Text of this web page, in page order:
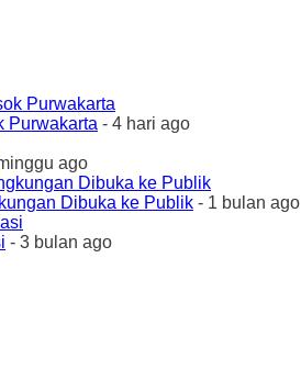
Purwakarta - 4 hari ago
ago
Dibuka ke Publik - 1 bulan ago
- 3 bulan ago